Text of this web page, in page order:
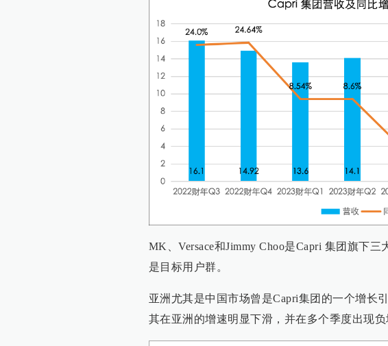
MK、Versace和Jimmy Choo是Capri 集团旗下
是目标用户群。
亚洲尤其是中国市场曾是Capri集团的一个增长
其在亚洲的增速明显下滑，并在多个季度出现负